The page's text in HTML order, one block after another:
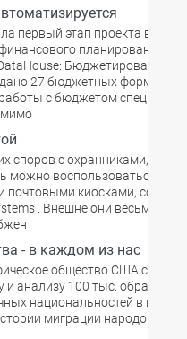
первый этап проекта
планирования и
Бюджетирование» в
27 бюджетных форм,
с бюджетом
споров c охранниками, в
можно воспользоваться
почтовыми киосками,
. Внешне они весьма
- в каждом из нас
общество США
и анализу 100 тыс. образцов
национальностей в целях
миграции народов